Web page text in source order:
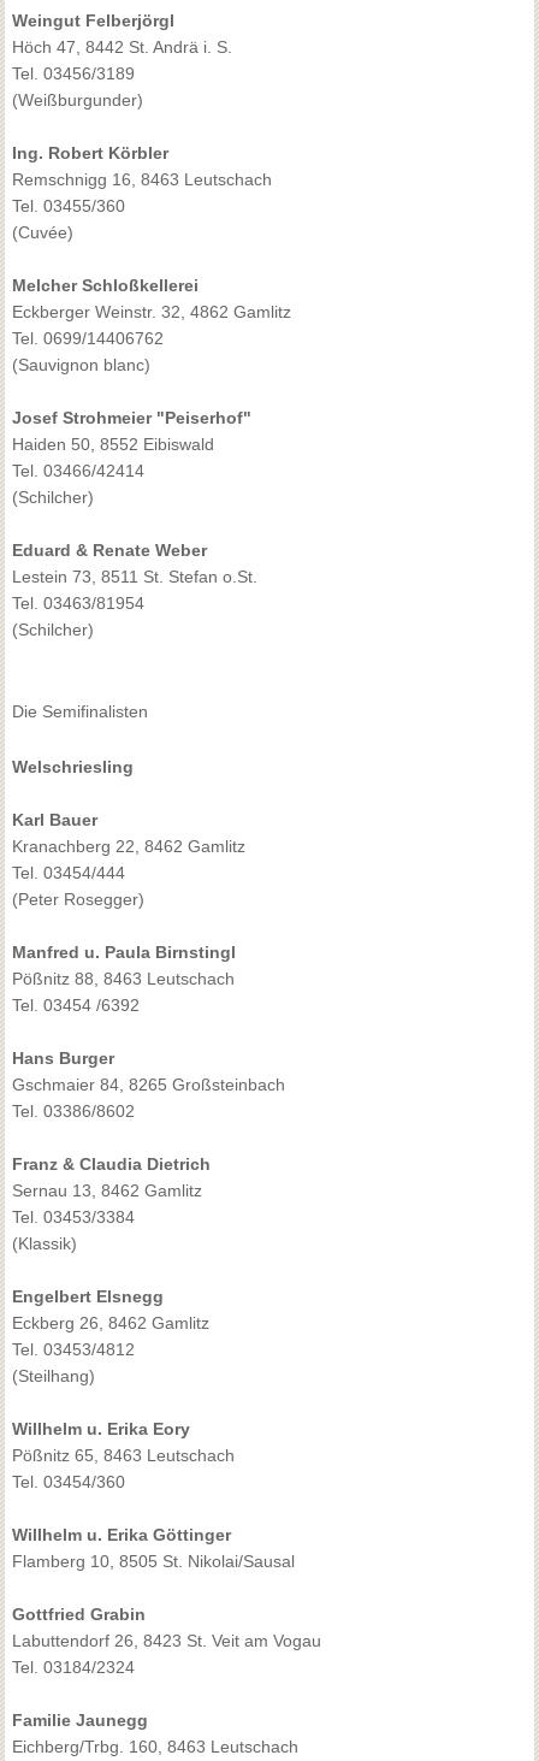
Weingut Felberjörgl
Höch 47, 8442 St. Andrä i. S.
Tel. 03456/3189
(Weißburgunder)
Ing. Robert Körbler
Remschnigg 16, 8463 Leutschach
Tel. 03455/360
(Cuvée)
Melcher Schloßkellerei
Eckberger Weinstr. 32, 4862 Gamlitz
Tel. 0699/14406762
(Sauvignon blanc)
Josef Strohmeier "Peiserhof"
Haiden 50, 8552 Eibiswald
Tel. 03466/42414
(Schilcher)
Eduard & Renate Weber
Lestein 73, 8511 St. Stefan o.St.
Tel. 03463/81954
(Schilcher)
Die Semifinalisten
Welschriesling
Karl Bauer
Kranachberg 22, 8462 Gamlitz
Tel. 03454/444
(Peter Rosegger)
Manfred u. Paula Birnstingl
Pößnitz 88, 8463 Leutschach
Tel. 03454 /6392
Hans Burger
Gschmaier 84, 8265 Großsteinbach
Tel. 03386/8602
Franz & Claudia Dietrich
Sernau 13, 8462 Gamlitz
Tel. 03453/3384
(Klassik)
Engelbert Elsnegg
Eckberg 26, 8462 Gamlitz
Tel. 03453/4812
(Steilhang)
Willhelm u. Erika Eory
Pößnitz 65, 8463 Leutschach
Tel. 03454/360
Willhelm u. Erika Göttinger
Flamberg 10, 8505 St. Nikolai/Sausal
Gottfried Grabin
Labuttendorf 26, 8423 St. Veit am Vogau
Tel. 03184/2324
Familie Jaunegg
Eichberg/Trbg. 160, 8463 Leutschach